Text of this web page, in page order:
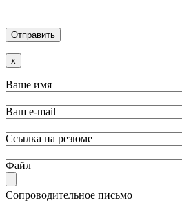
x
Ваше имя
Ваш e-mail
Ссылка на резюме
Файл
Сопроводительное письмо